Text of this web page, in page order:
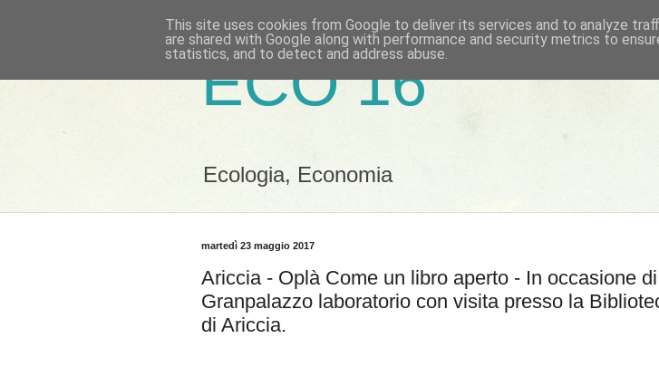
ECO 16
Ecologia, Economia
martedì 23 maggio 2017
Ariccia - Oplà Come un libro aperto - In occasione di
Granpalazzo laboratorio con visita presso la
di Ariccia.
This site uses cookies from Google to deliver its services and to analyze
are shared with Google along with performance and security metrics to
statistics, and to detect and address abuse.